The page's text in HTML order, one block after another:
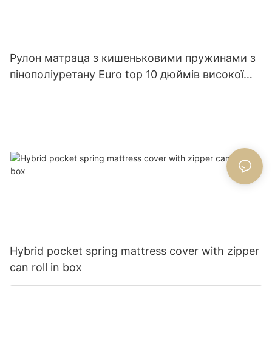
Рулон матраца з кишеньковими пружинами з
пінополіуретану Euro top 10 дюймів високої
щільності в картонній коробці
Hybrid pocket spring mattress cover with zipper
can roll in box